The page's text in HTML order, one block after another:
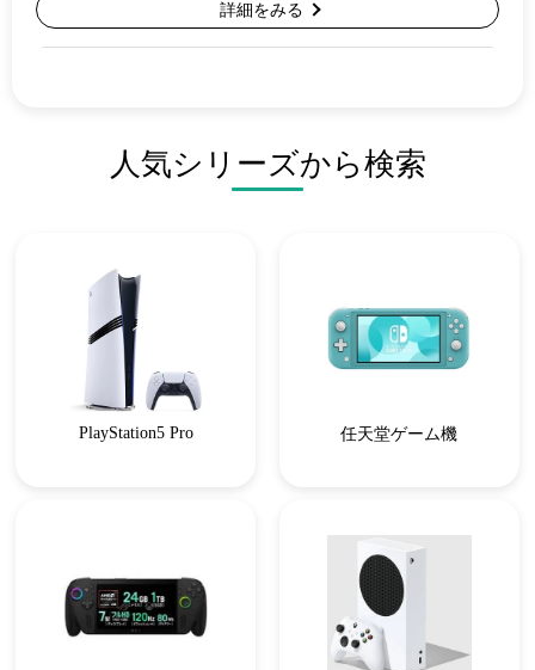
詳細をみる
人気シリーズから検索
PlayStation5 Pro 任天堂ゲーム機